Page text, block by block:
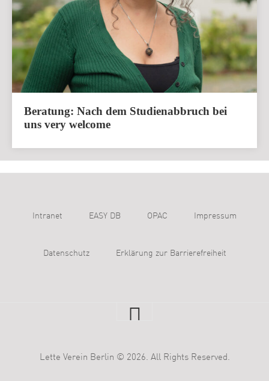
Beratung: Nach dem Studienabbruch bei
uns very welcome
Intranet EASY DB OPAC Impressum
Datenschutz Erklärung zur Barrierefreiheit
Lette Verein Berlin © 2026. All Rights Reserved.